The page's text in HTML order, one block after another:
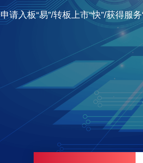
申请入板“易”/转板上市“快”/获得服务
融资服务 / 股权登记 / 企业改制 / 股
公司基本情况概览 / 专业估值诊断